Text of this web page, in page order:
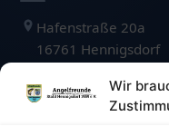
Wir
Hafenstraße 20a
16761 Hennigsdorf